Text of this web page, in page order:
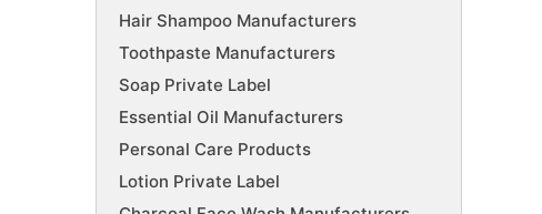
Hair Shampoo Manufacturers
Toothpaste Manufacturers
Soap Private Label
Essential Oil Manufacturers
Personal Care Products
Lotion Private Label